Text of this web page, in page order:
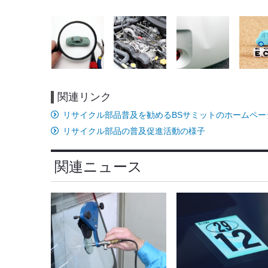
関連リンク
リサイクル部品普及を勧めるBSサミットのホームペ
リサイクル部品の普及促進活動の様子
関連ニュース